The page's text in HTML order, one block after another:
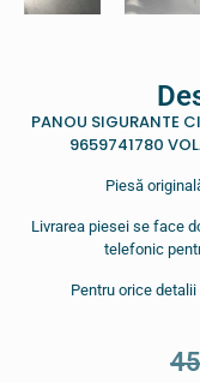
PANOU SIGURANTE
9659741780
Piesă
Livrarea piesei se face
telefonic
Pentru orice